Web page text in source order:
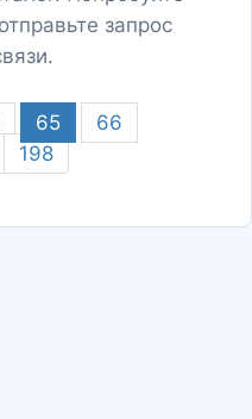
запрос
65
66
198